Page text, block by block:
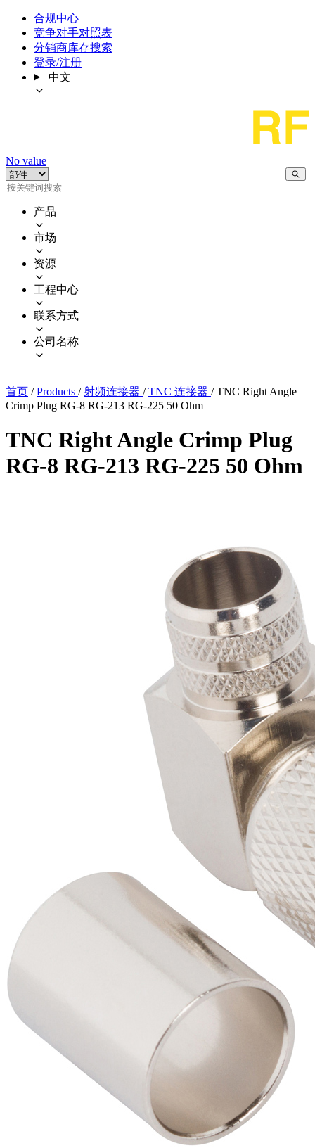
合规中心
竞争对手对照表
分销商库存搜索
登录/注册
中文
No value
产品
市场
资源
工程中心
联系方式
公司名称
首页 / Products / 射频连接器 / TNC 连接器 / TNC Right Angle
Crimp Plug RG-8 RG-213 RG-225 50 Ohm
TNC Right Angle Crimp Plug
RG-8 RG-213 RG-225 50 Ohm